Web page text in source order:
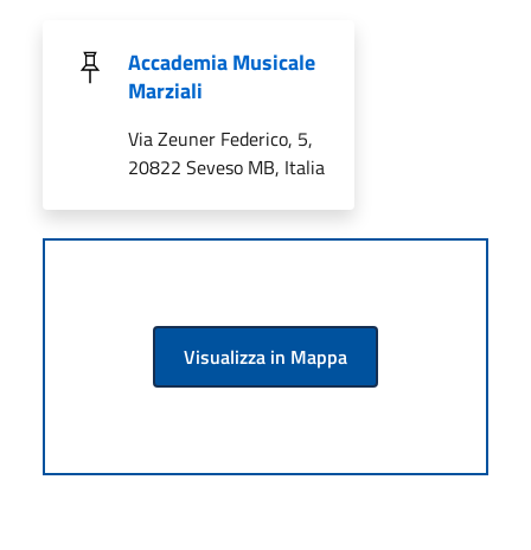
Accademia Musicale
Marziali
Via Zeuner Federico, 5,
20822 Seveso MB, Italia
Visualizza in Mappa